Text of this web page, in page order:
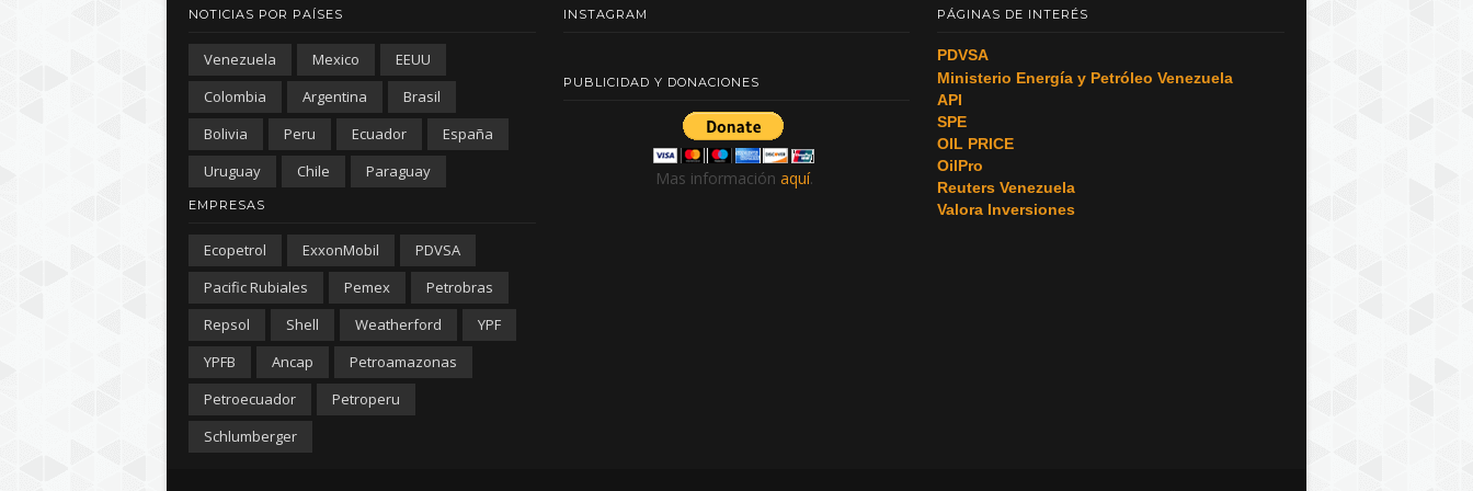
NOTICIAS POR PAÍSES
Venezuela Mexico
EEUU
Colombia
Argentina
Brasil
Bolivia
Peru Ecuador
España
Uruguay
Chile Paraguay
EMPRESAS
Ecopetrol ExxonMobil
PDVSA
Pacific Rubiales
Pemex
Petrobras
Repsol
Shell Weatherford
YPF
YPFB
Ancap
Petroamazonas
Petroecuador
Petroperu
Schlumberger
INSTAGRAM
PUBLICIDAD Y DONACIONES
Mas información aquí.
PÁGINAS DE INTERÉS
PDVSA
Ministerio Energía y Petróleo Venezuela
API
SPE
OIL PRICE
OilPro
Reuters Venezuela
Valora Inversiones